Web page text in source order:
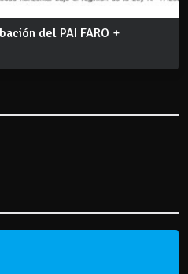
del PAI FARO +